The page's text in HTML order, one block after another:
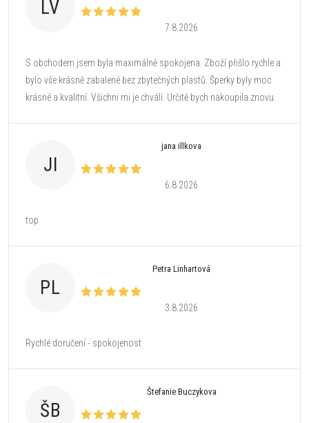
LV
7.8.2026
S obchodem jsem byla maximálně spokojena. Zboží přišlo rychle a
bylo vše krásně zabalené bez zbytečných plastů. Šperky byly moc
krásné a kvalitní. Všichni mi je chválí. Určitě bych nakoupila znovu.
JI
jana illkova
6.8.2026
top
PL
Petra Linhartová
3.8.2026
Rychlé doručení - spokojenost
ŠB
Štefanie Buczykova